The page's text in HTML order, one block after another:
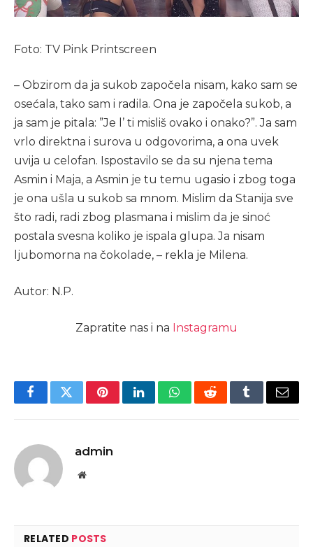
Foto: TV Pink Printscreen
– Obzirom da ja sukob započela nisam, kako sam se
osećala, tako sam i radila. Ona je započela sukob, a
ja sam je pitala: ”Je l’ ti misliš ovako i onako?”. Ja sam
vrlo direktna i surova u odgovorima, a ona uvek
uvija u celofan. Ispostavilo se da su njena tema
Asmin i Maja, a Asmin je tu temu ugasio i zbog toga
je ona ušla u sukob sa mnom. Mislim da Stanija sve
što radi, radi zbog plasmana i mislim da je sinoć
postala svesna koliko je ispala glupa. Ja nisam
ljubomorna na čokolade, – rekla je Milena.
Autor: N.P.
Zapratite nas i na Instagramu
FacebookTwitterPinterestLinkedInWhatsAppRedditTumblrEmail
admin
Website
RELATED POSTS